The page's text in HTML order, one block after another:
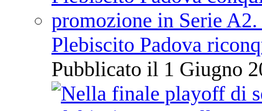
Plebiscito Padova
Pubblicato il 1 Giugno